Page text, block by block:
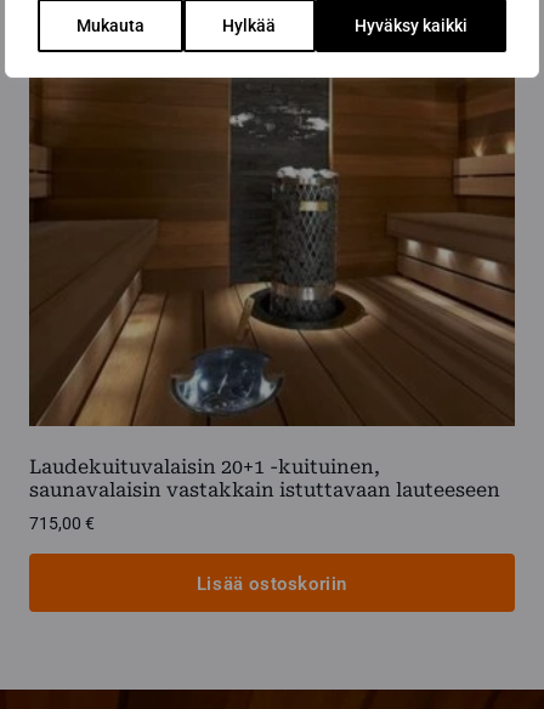
Mukauta Hylkää Hyväksy kaikki
Laudekuituvalaisin 20+1 -kuituinen,
saunavalaisin vastakkain istuttavaan lauteeseen
715,00 €
Lisää ostoskoriin